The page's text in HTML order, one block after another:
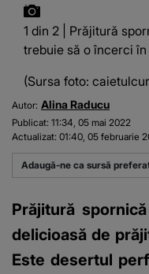
1 din 2 | Prăjitură
trebuie să o încerci
(Sursa foto:
Autor: Alina Raducu
Publicat: 11:34, 05 mai 2022
Actualizat: 01:40, 05 februarie
Adaugă-ne ca sursă
Prăjitură
delicioasă de
Este desertul